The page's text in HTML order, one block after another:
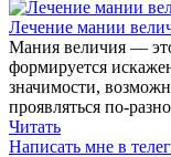
Лечение мании
Мания величия —
формируется
значимости,
проявляться по-
Читать
Написать мне в